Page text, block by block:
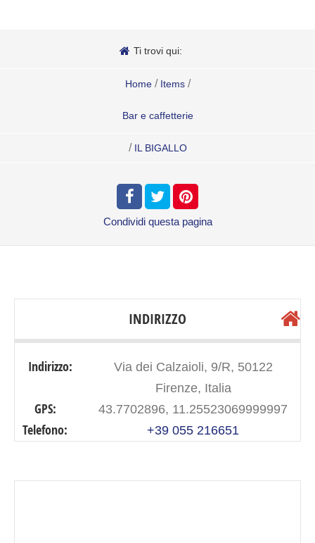
Ti trovi qui:
Home / Items /
Bar e caffetterie
/ IL BIGALLO
Condividi questa pagina
INDIRIZZO
Indirizzo:
Via dei Calzaioli, 9/R, 50122
Firenze, Italia
GPS: 43.7702896, 11.25523069999997
Telefono: +39 055 216651